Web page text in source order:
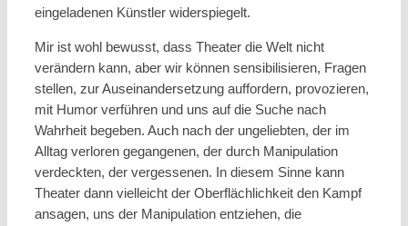
eingeladenen Künstler widerspiegelt.
Mir ist wohl bewusst, dass Theater die Welt nicht
verändern kann, aber wir können sensibilisieren, Fragen
stellen, zur Auseinandersetzung auffordern, provozieren,
mit Humor verführen und uns auf die Suche nach
Wahrheit begeben. Auch nach der ungeliebten, der im
Alltag verloren gegangenen, der durch Manipulation
verdeckten, der vergessenen. In diesem Sinne kann
Theater dann vielleicht der Oberflächlichkeit den Kampf
ansagen, uns der Manipulation entziehen, die